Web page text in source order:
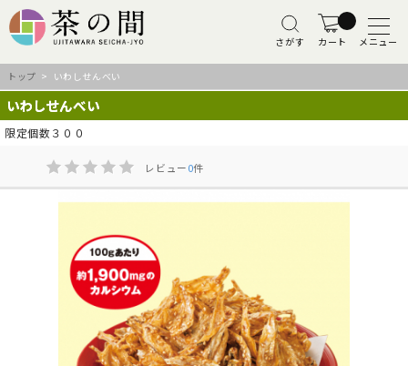
さがす カート メニュー
トップ > いわしせんべい
いわしせんべい
限定個数３００
レビュー0件